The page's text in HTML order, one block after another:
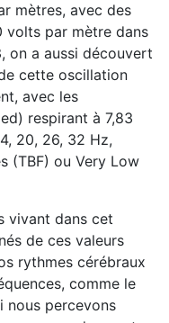
mètres, avec des
volts par mètre dans
on a aussi découvert
cette oscillation
avec les
respirant à 7,83
20, 26, 32 Hz,
(TBF) ou Very Low
vivant dans cet
de ces valeurs
rythmes cérébraux
comme le
nous percevons